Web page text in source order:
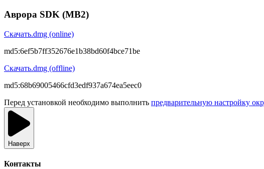
Аврора SDK (MB2)
Скачать.dmg (online)
md5:6ef5b7ff352676e1b38bd60f4bce71be
Скачать.dmg (offline)
md5:68b69005466cfd3edf937a674ea5eec0
Перед установкой необходимо выполнить предварительную настройку
Наверх
Контакты